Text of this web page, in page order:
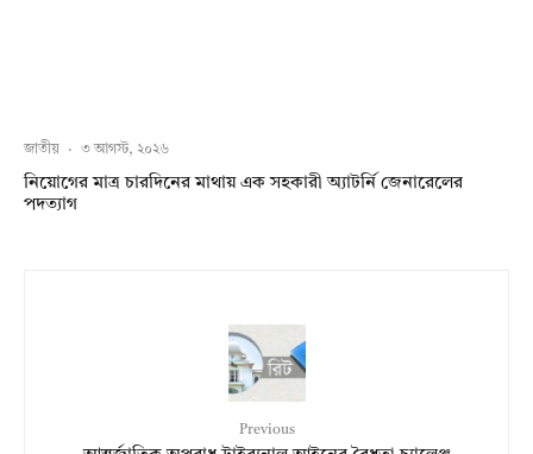
জাতীয় · ৩ আগস্ট, ২০২৬
নিয়োগের মাত্র চারদিনের মাথায় এক সহকারী অ্যাটর্নি জেনারেলের
পদত্যাগ
Previous